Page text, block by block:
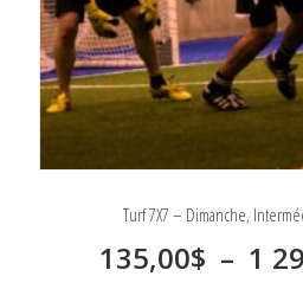
Turf 7X7 – Dimanche,
135,00$ – 1